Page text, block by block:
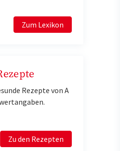
Zum Lexikon
Rezepte von A
Zu den Rezepten